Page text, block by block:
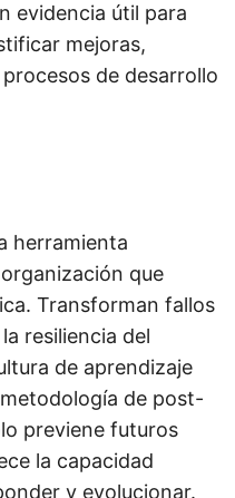
evidencia útil para
mejoras,
de desarrollo
herramienta
que
Transforman fallos
resiliencia del
de aprendizaje
de post-
previene futuros
la capacidad
y evolucionar.